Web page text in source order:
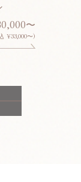
〜
¥33,000〜)